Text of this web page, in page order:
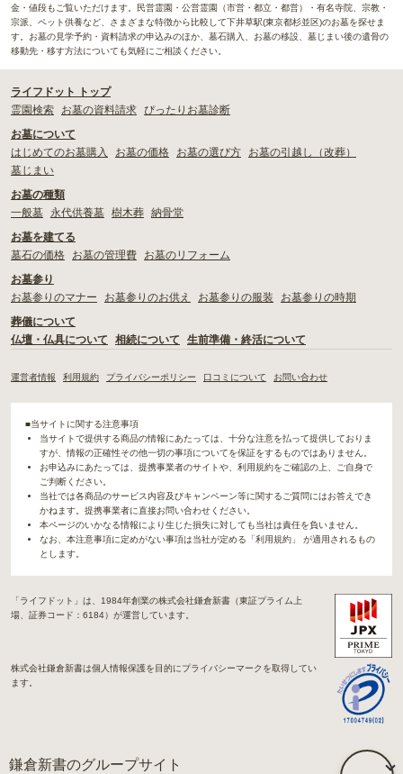
金・値段もご覧いただけます。民営霊園・公営霊園（市営・都立・都営）・有名寺院、宗教・
宗派、ペット供養など、さまざまな特徴から比較して下井草駅(東京都杉並区)のお墓を探せま
す。お墓の見学予約・資料請求の申込みのほか、墓石購入、お墓の移設、墓じまい後の遺骨の
移動先・移す方法についても気軽にご相談ください。
ライフドット トップ
霊園検索
お墓の資料請求 ぴったりお墓診断
お墓について
はじめてのお墓購入
お墓の価格 お墓の選び方
お墓の引越し（改葬）
墓じまい
お墓の種類
一般墓
永代供養墓 樹木葬 納骨堂
お墓を建てる
墓石の価格
お墓の管理費
お墓のリフォーム
お墓参り
お墓参りのマナー
お墓参りのお供え お墓参りの服装
お墓参りの時期
葬儀について
仏壇・仏具について
相続について 生前準備・終活について
運営者情報 利用規約 プライバシーポリシー 口コミについて お問い合わせ
■当サイトに関する注意事項
当サイトで提供する商品の情報にあたっては、十分な注意を払って提供しておりま
すが、情報の正確性その他一切の事項についてを保証をするものではありません。
お申込みにあたっては、提携事業者のサイトや、利用規約をご確認の上、ご自身で
ご判断ください。
当社では各商品のサービス内容及びキャンペーン等に関するご質問にはお答えでき
かねます。提携事業者に直接お問い合わせください。
本ページのいかなる情報により生じた損失に対しても当社は責任を負いません。
なお、本注意事項に定めがない事項は当社が定める「利用規約」 が適用されるもの
とします。
「ライフドット」は、1984年創業の株式会社鎌倉新書（東証プライム上
場、証券コード：6184）が運営しています。
株式会社鎌倉新書は個人情報保護を目的にプライバシーマークを取得してい
ます。
鎌倉新書のグループサイト